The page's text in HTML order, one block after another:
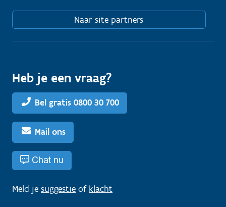
Naar site partners
Heb je een vraag?
Bel gratis 0800 30 700
Mail ons
Chat nu
Meld je suggestie of klacht